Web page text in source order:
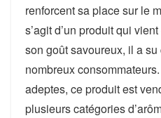
renforcent sa place sur le
s’agit d’un produit qui
son goût savoureux, il a
nombreux
adeptes, ce produit est
plusieurs catégories